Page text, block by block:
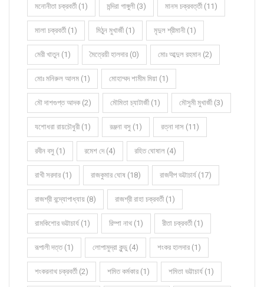
মনোনীতা চক্রবর্তী (1) মন্দিরা গাঙ্গুলী (3) মানস চক্রবর্ত্তী (11)
মালা চক্রবর্তী (1) মিঠুন মুখার্জী (1) মৃদুল শ্রীমানী (1)
মেরী খাতুন (1) মৈত্রেয়ী হালদার (0) মোঃ আব্দুল রহমান (2)
মোঃ মনিরুল আলম (1) মোহাম্মদ শামীম মিয়া (1)
মৌ দাশগুপ্ত আদক (2) মৌমিতা চ্যাটার্জী (1) মৌসুমী মুখার্জী (3)
যশোধরা রায়চৌধুরী (1) রঞ্জনা বসু (1) রত্না দাস (11)
রবীন বসু (1) রমেশ দে (4) রহিত ঘোষাল (4)
রাখী সরদার (1) রাজকুমার ঘোষ (18) রাজদীপ ভট্টাচার্য (17)
রাজশ্রী বন্দ্যোপাধ্যায় (8) রাজশ্রী রাহা চক্রবর্তী (1)
রামকিশোর ভট্টাচার্য (1) রিম্পা নাথ (1) রীতা চক্রবর্তী (1)
রূপালী দত্ত (1) লোপামুদ্রা কুন্ডু (4) শংকর হালদার (1)
শংকরনাথ চক্রবর্তী (2) শমিত কর্মকার (1) শমিতা ভট্টাচার্য (1)